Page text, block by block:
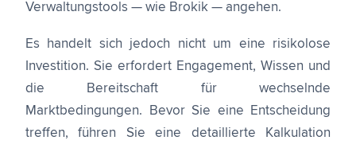
Verwaltungstools — wie Brokik — angehen.
Es handelt sich jedoch nicht um eine risikolose
Investition. Sie erfordert Engagement, Wissen und
die Bereitschaft für wechselnde
Marktbedingungen. Bevor Sie eine Entscheidung
treffen, führen Sie eine detaillierte Kalkulation